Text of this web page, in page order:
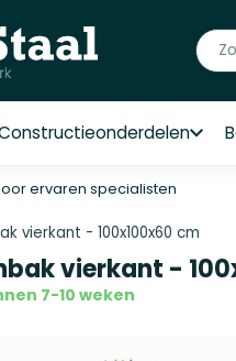
ervaren specialisten
vierkant - 100x100x60 cm
vierkant -
7-10 weken